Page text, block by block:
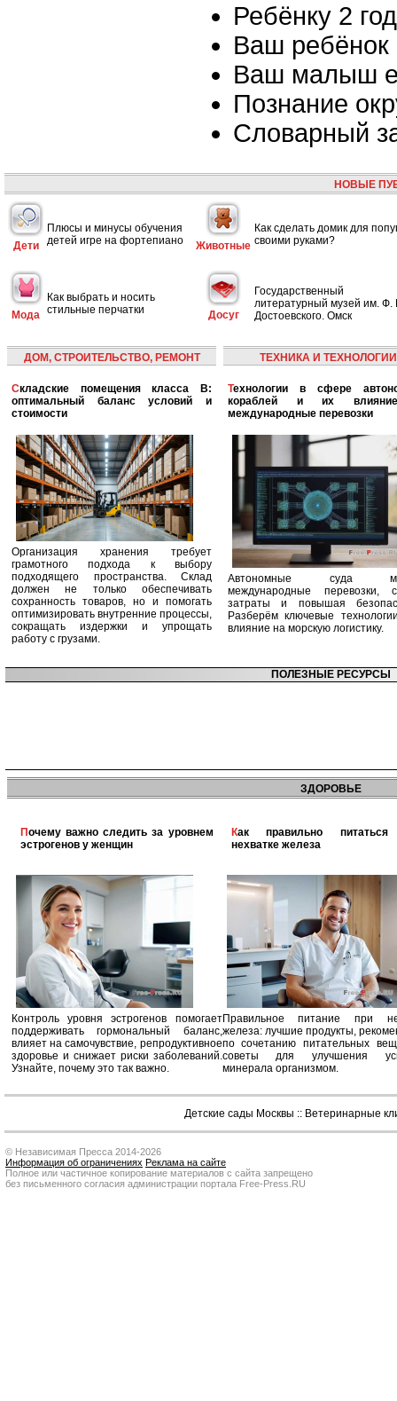
Ребёнку 2
Ваш ребёнок
Ваш малыш
Познание
Словарный
НОВЫЕ
Дети
Плюсы и минусы обучения
детей игре на фортепиано
Животные
Как сделать домик для
своими руками?
Мода
Как выбрать и носить
стильные перчатки
Досуг
Государственный
литературный музей им. Ф.
Достоевского. Омск
ДОМ, СТРОИТЕЛЬСТВО, РЕМОНТ
Складские помещения класса B:
оптимальный баланс условий и
стоимости
Организация хранения требует
грамотного подхода к выбору
подходящего пространства. Склад
должен не только обеспечивать
сохранность товаров, но и помогать
оптимизировать внутренние процессы,
сокращать издержки и упрощать
работу с грузами.
ТЕХНИКА И ТЕХНОЛОГИИ
Технологии в сфере автономных
кораблей и их
международные перевозки
Автономные суда
международные перевозки,
затраты и повышая
Разберём ключевые
влияние на морскую логистику.
ПОЛЕЗНЫЕ РЕСУРСЫ
ЗДОРОВЬЕ
Почему важно следить за уровнем
эстрогенов у женщин
Контроль уровня эстрогенов помогает
поддерживать гормональный баланс,
влияет на самочувствие, репродуктивное
здоровье и снижает риски заболеваний.
Узнайте, почему это так важно.
Как правильно питаться при
нехватке железа
Правильное питание при
железа: лучшие продукты,
по сочетанию питательных
советы для улучшения
минерала организмом.
Детские сады Москвы :: Ветеринарные
© Независимая Пресса 2014-2026
Информация об ограничениях Реклама на сайте
Полное или частичное копирование материалов с сайта запрещено
без письменного согласия администрации портала Free-Press.RU